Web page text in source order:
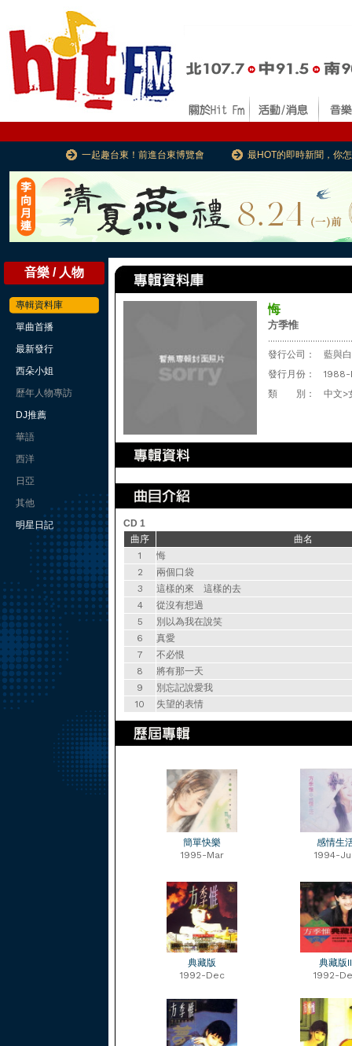
一起趣台東！前進台東博覽會 最HOT的即時新聞，你
音樂 / 人物
專輯資料庫
單曲首播
最新發行
西朵小姐
歷年人物專訪
DJ推薦
華語
西洋
日亞
其他
明星日記
悔
方季惟
發行公司：
藍與
發行月份：
1988-
類 別：
中文>
CD 1
曲序
曲名
1
悔
2
兩個口袋
3
這樣的來 這樣的去
4
從沒有想過
5
別以為我在說笑
6
真愛
7
不必恨
8
將有那一天
9
別忘記說愛我
10
失望的表情
簡單快樂
1995-Mar
感情生
1994-
典藏版
1992-Dec
典藏版II
1992-